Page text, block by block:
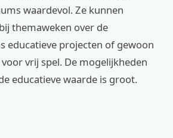
waardevol. Ze kunnen
themaweken over de
educatieve projecten of gewoon
vrij spel. De mogelijkheden
educatieve waarde is groot.